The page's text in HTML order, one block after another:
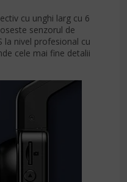
cu unghi larg cu 6
senzorul de
la nivel profesional cu
cele mai fine detalii